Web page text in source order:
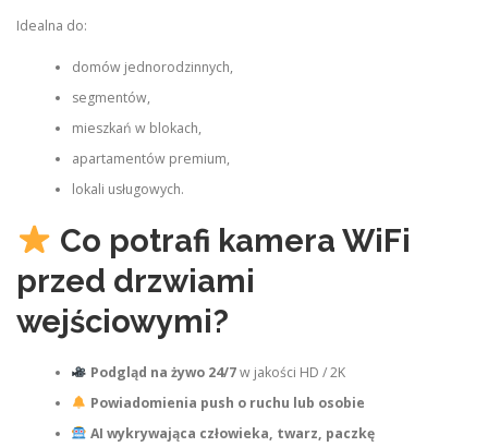
Idealna do:
domów jednorodzinnych,
segmentów,
mieszkań w blokach,
apartamentów premium,
lokali usługowych.
Co potrafi kamera WiFi
przed drzwiami
wejściowymi?
Podgląd na żywo 24/7w jakości HD / 2K
Powiadomienia push o ruchu lub osobie
AI wykrywająca człowieka, twarz, paczkę